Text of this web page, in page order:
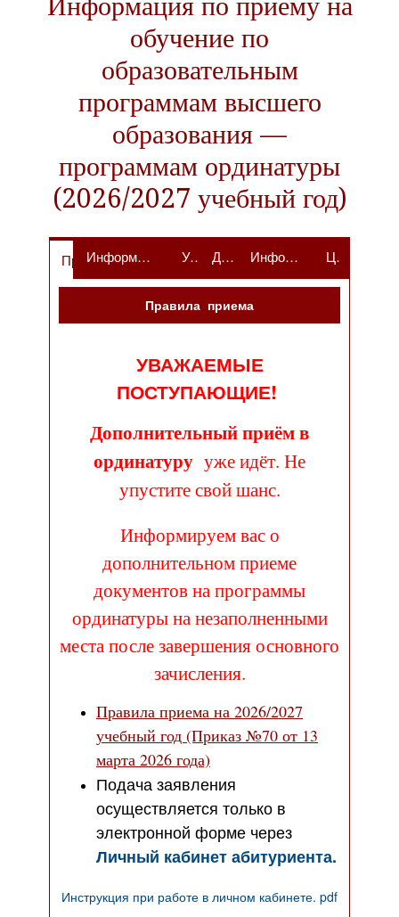
обучение по
образовательным
программам высшего
образования —
программам ординатуры
(2026/2027 учебный год)
Правила приема
Информация по приему на обучение по различным условиям поступления Условия поступления Документы для зачисления Информация о подаче заявлений и приказах о зачислении Целевое обучение
Правила приема
УВАЖАЕМЫЕ
ПОСТУПАЮЩИЕ!
Дополнительный приём в
ординатуру уже идёт. Не
упустите свой шанс.
Информируем вас о
дополнительном приеме
документов на программы
ординатуры на незаполненными
места после завершения основного
зачисления.
Правила приема на 2026/2027
учебный год (Приказ №70 от 13
марта 2026 года)
Подача заявления
осуществляется только в
электронной форме через
Личный кабинет абитуриента.
Инструкция при работе в личном кабинете. pdf